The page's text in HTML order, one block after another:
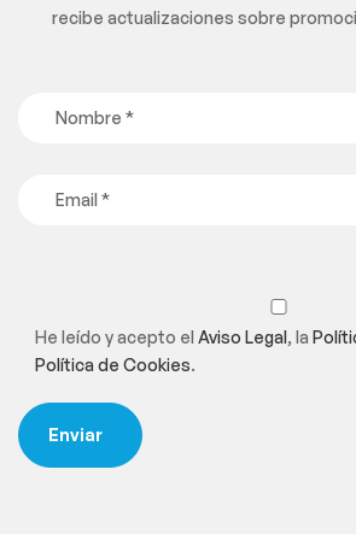
recibe actualizaciones sobre
He leído y acepto el Aviso Legal, la
Política de Cookies.